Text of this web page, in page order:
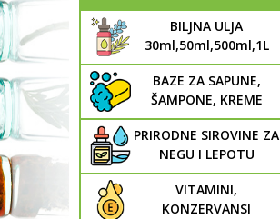
BILJNA ULJA
30ml,50ml,500ml,1L
BAZE ZA SAPUNE,
ŠAMPONE, KREME
PRIRODNE SIROVINE ZA
NEGU I LEPOTU
VITAMINI,
KONZERVANSI